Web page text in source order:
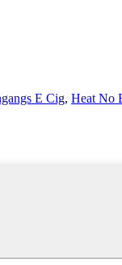
E Cig, Heat No